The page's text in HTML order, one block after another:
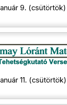
9. (csütörtök)
11. (csütörtök)